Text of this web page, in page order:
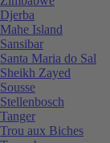
Djerba
Mahe Island
Sansibar
Santa Maria do Sal
Sheikh Zayed
Sousse
Stellenbosch
Tanger
Trou aux Biches